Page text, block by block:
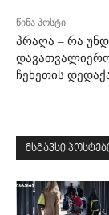
წინა პოსტი
პრაღა – რა
ჩეხეთის
მსგავსი